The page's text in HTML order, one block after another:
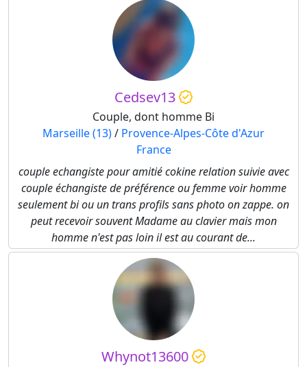
Cedsev13
Couple, dont homme Bi
Marseille (13)/ Provence-Alpes-Côte d'Azur
France
couple echangiste pour amitié cokine relation suivie avec
couple échangiste de préférence ou femme voir homme
seulement bi ou un trans profils sans photo on zappe. on
peut recevoir souvent Madame au clavier mais mon
homme n'est pas loin il est au courant de...
Whynot13600